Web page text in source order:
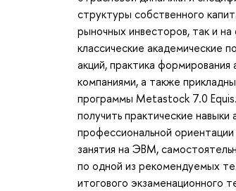
структуры собственного
рыночных инвесторов, так и
классические академические
акций, практика
компаниями, а также
программы Metastock 7.0
получить практические
профессиональной
занятия на ЭВМ,
по одной из рекомендуемых
итогового экзаменационного